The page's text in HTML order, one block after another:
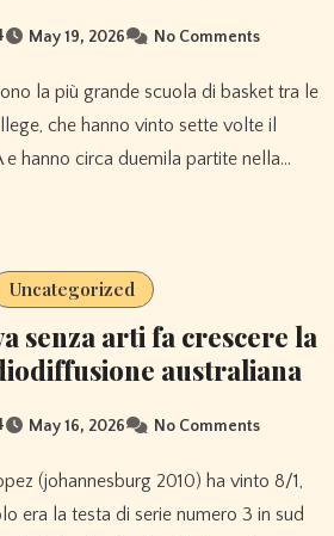
May 19, 2026 No Comments
che hanno vinto sette volte il
hanno circa duemila partite nella…
Uncategorized
senza arti fa crescere la
australiana
May 16, 2026 No Comments
era la testa di serie numero 3 in sud